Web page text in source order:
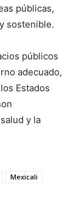
públicas,
sostenible.
públicos
adecuado,
Estados
y la
Mexicali